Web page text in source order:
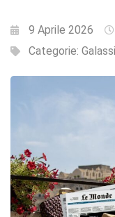
9 Aprile 2026
Categorie: